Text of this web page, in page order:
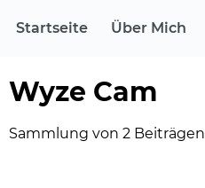
Startseite Über Mich
Wyze Cam
Sammlung von 2 Beiträgen